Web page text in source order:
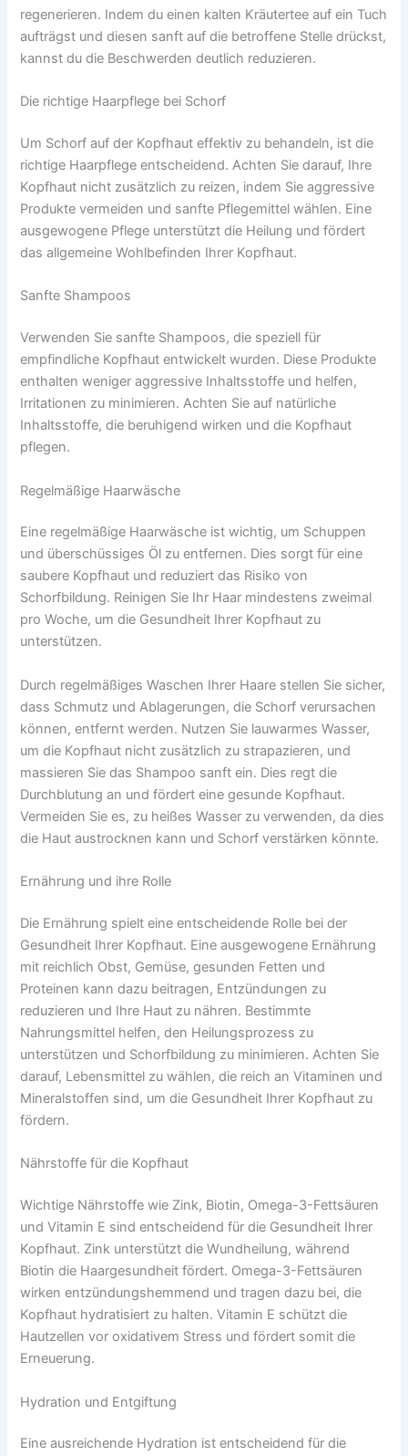
regenerieren. Indem du einen kalten Kräutertee auf ein Tuch
aufträgst und diesen sanft auf die betroffene Stelle drückst,
kannst du die Beschwerden deutlich reduzieren.
Die richtige Haarpflege bei Schorf
Um Schorf auf der Kopfhaut effektiv zu behandeln, ist die
richtige Haarpflege entscheidend. Achten Sie darauf, Ihre
Kopfhaut nicht zusätzlich zu reizen, indem Sie aggressive
Produkte vermeiden und sanfte Pflegemittel wählen. Eine
ausgewogene Pflege unterstützt die Heilung und fördert
das allgemeine Wohlbefinden Ihrer Kopfhaut.
Sanfte Shampoos
Verwenden Sie sanfte Shampoos, die speziell für
empfindliche Kopfhaut entwickelt wurden. Diese Produkte
enthalten weniger aggressive Inhaltsstoffe und helfen,
Irritationen zu minimieren. Achten Sie auf natürliche
Inhaltsstoffe, die beruhigend wirken und die Kopfhaut
pflegen.
Regelmäßige Haarwäsche
Eine regelmäßige Haarwäsche ist wichtig, um Schuppen
und überschüssiges Öl zu entfernen. Dies sorgt für eine
saubere Kopfhaut und reduziert das Risiko von
Schorfbildung. Reinigen Sie Ihr Haar mindestens zweimal
pro Woche, um die Gesundheit Ihrer Kopfhaut zu
unterstützen.
Durch regelmäßiges Waschen Ihrer Haare stellen Sie sicher,
dass Schmutz und Ablagerungen, die Schorf verursachen
können, entfernt werden. Nutzen Sie lauwarmes Wasser,
um die Kopfhaut nicht zusätzlich zu strapazieren, und
massieren Sie das Shampoo sanft ein. Dies regt die
Durchblutung an und fördert eine gesunde Kopfhaut.
Vermeiden Sie es, zu heißes Wasser zu verwenden, da dies
die Haut austrocknen kann und Schorf verstärken könnte.
Ernährung und ihre Rolle
Die Ernährung spielt eine entscheidende Rolle bei der
Gesundheit Ihrer Kopfhaut. Eine ausgewogene Ernährung
mit reichlich Obst, Gemüse, gesunden Fetten und
Proteinen kann dazu beitragen, Entzündungen zu
reduzieren und Ihre Haut zu nähren. Bestimmte
Nahrungsmittel helfen, den Heilungsprozess zu
unterstützen und Schorfbildung zu minimieren. Achten Sie
darauf, Lebensmittel zu wählen, die reich an Vitaminen und
Mineralstoffen sind, um die Gesundheit Ihrer Kopfhaut zu
fördern.
Nährstoffe für die Kopfhaut
Wichtige Nährstoffe wie Zink, Biotin, Omega-3-Fettsäuren
und Vitamin E sind entscheidend für die Gesundheit Ihrer
Kopfhaut. Zink unterstützt die Wundheilung, während
Biotin die Haargesundheit fördert. Omega-3-Fettsäuren
wirken entzündungshemmend und tragen dazu bei, die
Kopfhaut hydratisiert zu halten. Vitamin E schützt die
Hautzellen vor oxidativem Stress und fördert somit die
Erneuerung.
Hydration und Entgiftung
Eine ausreichende Hydration ist entscheidend für die